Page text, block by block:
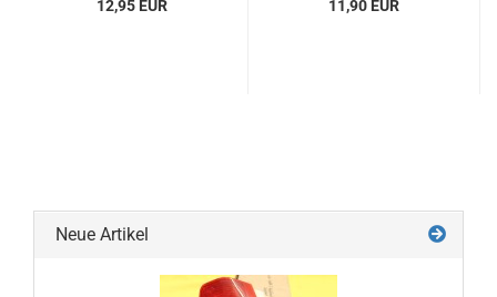
12,95 EUR 11,90 EUR
Neue Artikel